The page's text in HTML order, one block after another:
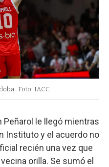
Foto: IACC
Peñarol le llegó mientras
Instituto y el acuerdo no
recién una vez que
orilla. Se sumó el